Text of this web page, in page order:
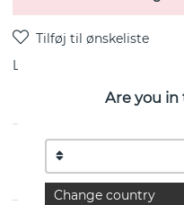
Levering:
The Mrs er en
svenske Efva Attling
Are you
Change country